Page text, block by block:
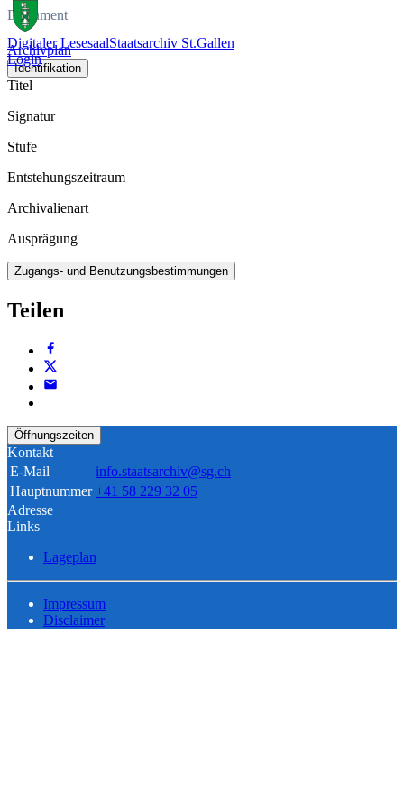
Digitaler LesesaalStaatsarchiv St.Gallen
Login
Dokument
Archivplan
Identifikation
Titel
Signatur
Stufe
Entstehungszeitraum
Archivalienart
Ausprägung
Zugangs- und Benutzungsbestimmungen
Teilen
Öffnungszeiten
Kontakt
E-Mail
info.staatsarchiv@sg.ch
Hauptnummer +41 58 229 32 05
Adresse
Links
Lageplan
Impressum
Disclaimer